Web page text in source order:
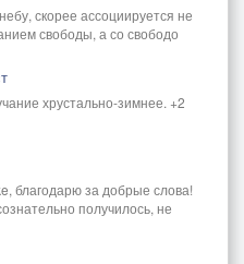
скорее ассоциируется не
свободы, а со свободо
хрустально-зимнее. +2
благодарю за добрые слова!
получилось, не